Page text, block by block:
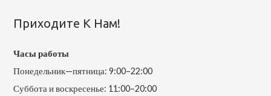
Приходите К Нам!
Часы работы
Понедельник—пятница: 9:00–22:00
Суббота и воскресенье: 11:00–20:00